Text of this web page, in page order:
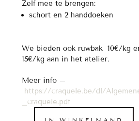
Zelf mee te brengen:
schort en 2 handdoeken
We bieden ook ruwbak 10€/kg
15€/kg aan in het atelier.
Meer info –
https://craquele.be/dl/
_craquele.pdf